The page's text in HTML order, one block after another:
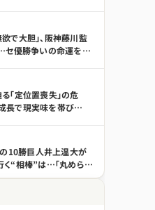
で大胆」、阪神藤川監
セ優勝争いの命運を分
「定位置喪失」の危
で現実味を帯び
の10勝巨人井上温大が
く“相棒”は…「丸められ
スポーツ